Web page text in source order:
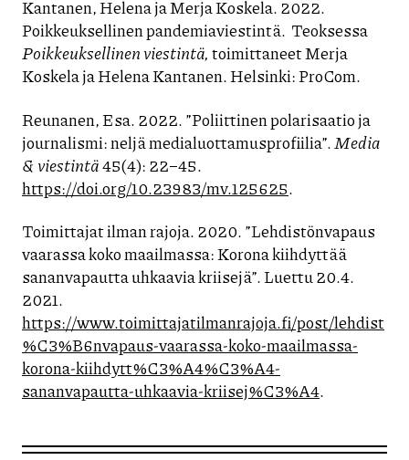
Kantanen, Helena ja Merja Koskela. 2022.
Poikkeuksellinen pandemiaviestintä. Teoksessa
Poikkeuksellinen viestintä,toimittaneet Merja
Koskela ja Helena Kantanen. Helsinki: ProCom.
Reunanen, Esa. 2022. ”Poliittinen polarisaatio ja
journalismi: neljä medialuottamusprofiilia”.Media
& viestintä45(4): 22–45.
https://doi.org/10.23983/mv.125625.
Toimittajat ilman rajoja. 2020. ”Lehdistönvapaus
vaarassa koko maailmassa: Korona kiihdyttää
sananvapautta uhkaavia kriisejä”. Luettu 20.4.
2021.
https://www.toimittajatilmanrajoja.fi/post/lehdist
%C3%B6nvapaus-vaarassa-koko-maailmassa-
korona-kiihdytt%C3%A4%C3%A4-
sananvapautta-uhkaavia-kriisej%C3%A4.